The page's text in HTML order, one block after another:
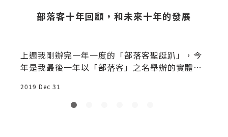
部落客十年回顧，和未來十年的發展
上週我剛辦完一年一度的「部落客聖誕趴」，今
年是我最後一年以「部落客」之名舉辦的實體聚
2019 Dec 31